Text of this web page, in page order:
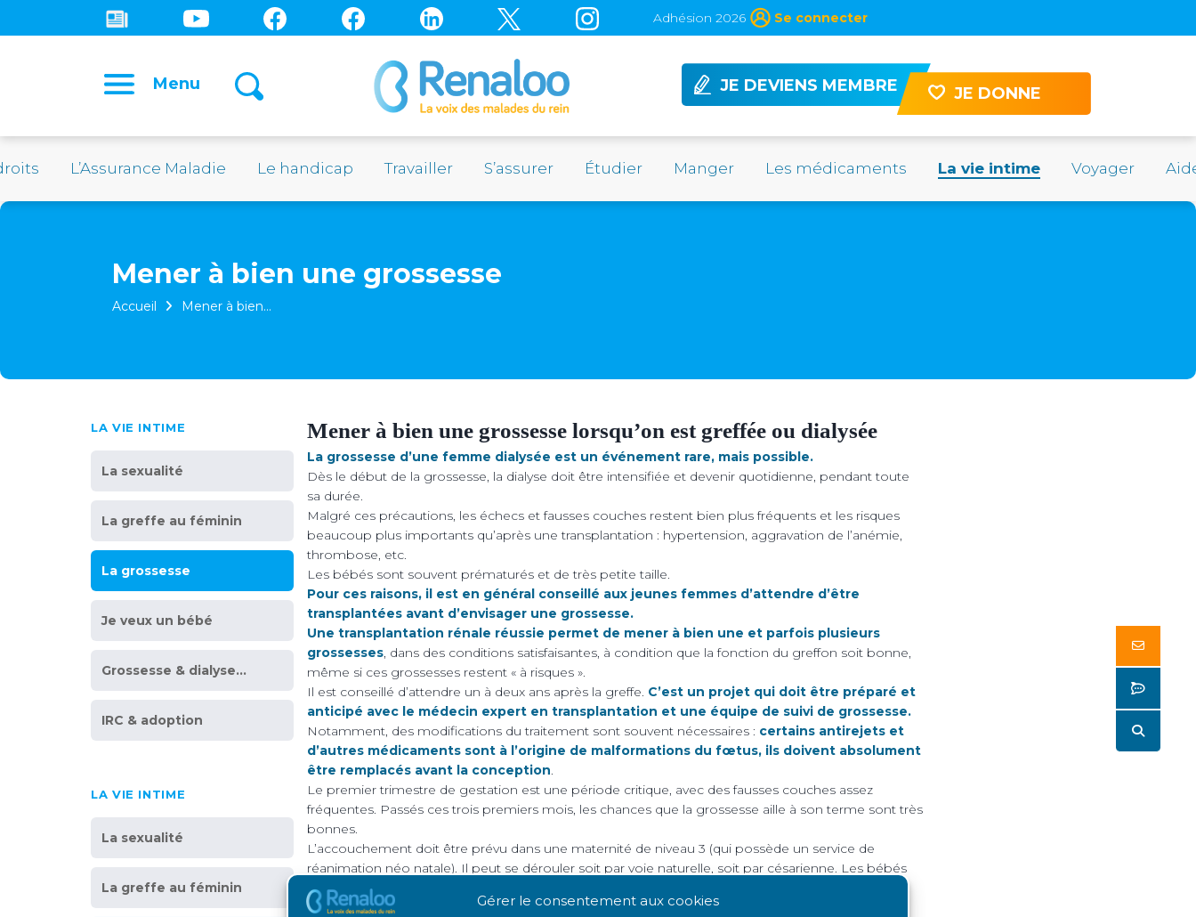
Gérer le consentement aux cookies
Adhésion 2026 Se connecter
Menu JE DEVIENS MEMBRE JE DONNE
L’Assurance Maladie Le handicap Travailler S’assurer Étudier Manger Les médicaments La vie intime Voyager
Mener à bien une grossesse
Accueil Mener à bien…
LA VIE INTIME
La sexualité
La greffe au féminin
La grossesse
Je veux un bébé
Grossesse & dialyse…
IRC & adoption
LA VIE INTIME
La sexualité
La greffe au féminin
Mener à bien une grossesse lorsqu’on est greffée ou dialysée
La grossesse d’une femme dialysée est un événement rare, mais possible.
Dès le début de la grossesse, la dialyse doit être intensifiée et devenir quotidienne, pendant toute
sa durée.
Malgré ces précautions, les échecs et fausses couches restent bien plus fréquents et les risques
beaucoup plus importants qu’après une transplantation : hypertension, aggravation de l’anémie,
thrombose, etc.
Les bébés sont souvent prématurés et de très petite taille.
Pour ces raisons, il est en général conseillé aux jeunes femmes d’attendre d’être
transplantées avant d’envisager une grossesse.
Une transplantation rénale réussie permet de mener à bien une et parfois plusieurs
grossesses, dans des conditions satisfaisantes, à condition que la fonction du greffon soit bonne,
même si ces grossesses restent « à risques ».
Il est conseillé d’attendre un à deux ans après la greffe. C’est un projet qui doit être préparé et
anticipé avec le médecin expert en transplantation et une équipe de suivi de grossesse.
Notamment, des modifications du traitement sont souvent nécessaires : certains antirejets et
d’autres médicaments sont à l’origine de malformations du fœtus, ils doivent absolument
être remplacés avant la conception.
Le premier trimestre de gestation est une période critique, avec des fausses couches assez
fréquentes. Passés ces trois premiers mois, les chances que la grossesse aille à son terme sont très
bonnes.
L’accouchement doit être prévu dans une maternité de niveau 3 (qui possède un service de
réanimation néo natale). Il peut se dérouler soit par voie naturelle, soit par césarienne. Les bébés
sont souvent prématurés et peuvent être de petite taille.
Globalement, la grossesse a peu d’impact sur le devenir de la greffe